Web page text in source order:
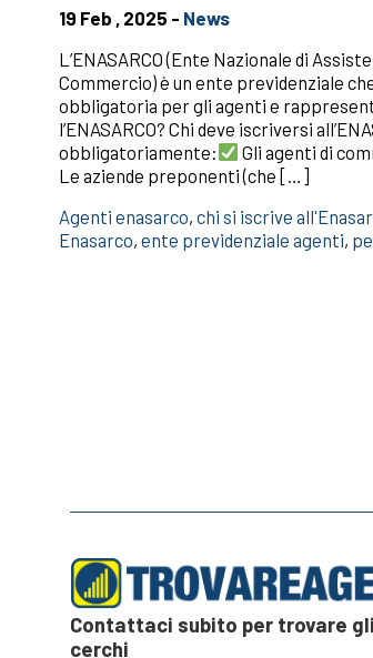
19 Feb , 2025 - News
L’ENASARCO (Ente Nazionale di
Commercio) è un ente previdenziale
obbligatoria per gli agenti e
l’ENASARCO? Chi deve iscriversi
obbligatoriamente:
Gli agenti di
Le aziende preponenti (che […]
Agenti enasarco, chi si iscrive
Enasarco, ente previdenziale agenti,
Contattaci subito per trovare
cerchi